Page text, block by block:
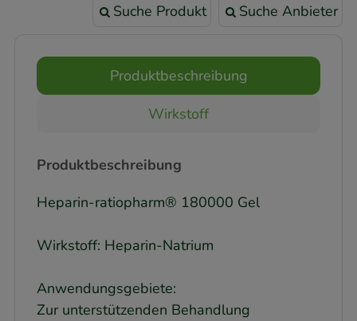
Suche Produkt Suche Anbieter
Produktbeschreibung
Wirkstoff
Produktbeschreibung
Heparin-ratiopharm® 180000 Gel
Wirkstoff: Heparin-Natrium
Anwendungsgebiete:
Zur unterstützenden Behandlung